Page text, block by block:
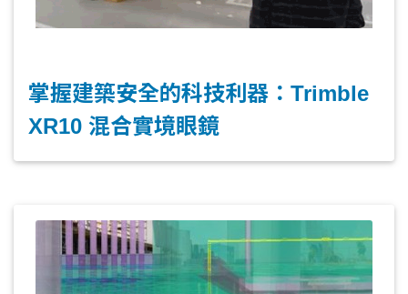
掌握建築安全的科技利器：Trimble
XR10 混合實境眼鏡